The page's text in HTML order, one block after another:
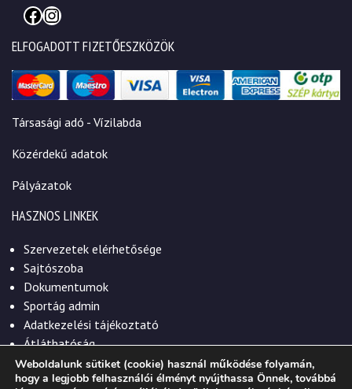
Facebook
Instagram
ELFOGADOTT FIZETŐESZKÖZÖK
Társasági adó - Vízilabda
Közérdekű adatok
Pályázatok
HASZNOS LINKEK
Szervezetek elérhetősége
Sajtószoba
Dokumentumok
Sportág admin
Adatkezelési tájékoztató
Átláthatóság
Weboldalunk sütiket (cookie) használ működése folyamán,
hogy a legjobb felhasználói élményt nyújthassa Önnek, továbbá